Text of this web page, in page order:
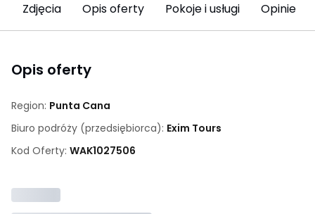
Zdjęcia Opis oferty Pokoje i usługi Opinie
Opis oferty
Region: Punta Cana
Biuro podróży (przedsiębiorca): Exim Tours
Kod Oferty: WAK1027506